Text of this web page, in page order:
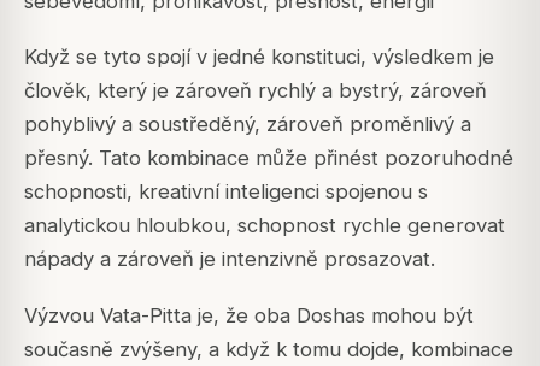
Když se tyto spojí v jedné konstituci, výsledkem je
člověk, který je zároveň rychlý a bystrý, zároveň
pohyblivý a soustředěný, zároveň proměnlivý a
přesný. Tato kombinace může přinést pozoruhodné
schopnosti, kreativní inteligenci spojenou s
analytickou hloubkou, schopnost rychle generovat
nápady a zároveň je intenzivně prosazovat.
Výzvou Vata-Pitta je, že oba Doshas mohou být
současně zvýšeny, a když k tomu dojde, kombinace